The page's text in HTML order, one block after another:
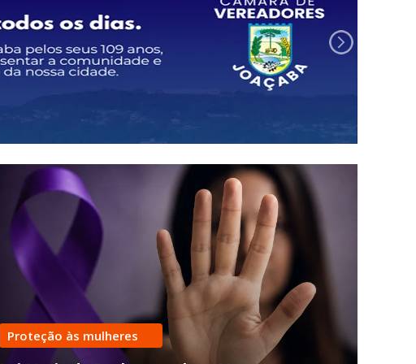
Proteção às mulheres